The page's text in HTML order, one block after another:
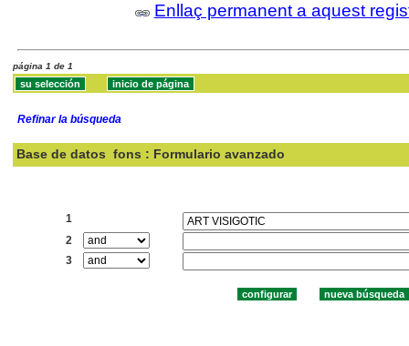
Enllaç permanent a aquest
página 1 de 1
Refinar la búsqueda
Base de datos fons : Formulario avanzado
1
2
3